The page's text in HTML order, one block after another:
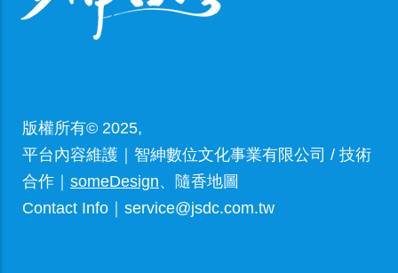
版權所有© 2025,
平台內容維護｜智紳數位文化事業有限公司 / 技術
合作｜ someDesign、隨香地圖
Contact Info｜service@jsdc.com.tw